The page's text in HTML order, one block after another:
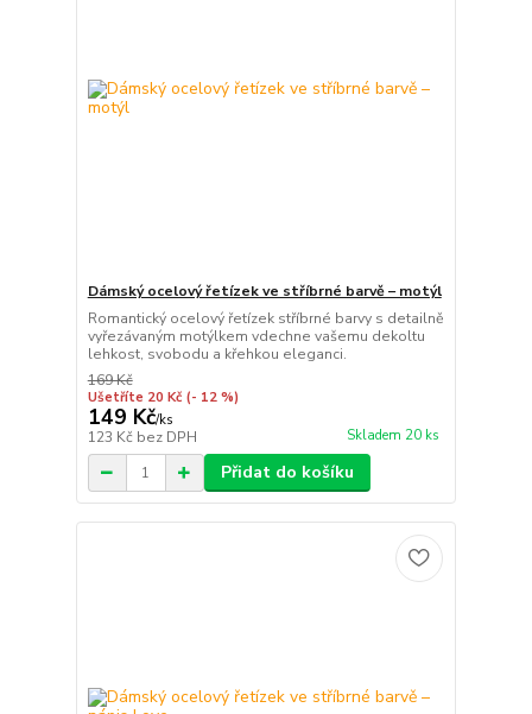
Dámský ocelový řetízek ve stříbrné barvě – motýl
Romantický ocelový řetízek stříbrné barvy s detailně
vyřezávaným motýlkem vdechne vašemu dekoltu
lehkost, svobodu a křehkou eleganci.
169 Kč
Ušetříte 20 Kč (- 12 %)
149 Kč/ks
123 Kč bez DPH Skladem 20 ks
Přidat do košíku